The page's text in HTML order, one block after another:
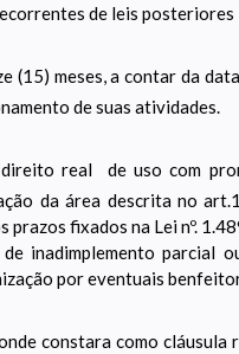
de leis posteriores
(15) meses, a contar da
de suas atividades.
real de uso com
da área descrita no
fixados na Lei nº.
inadimplemento parcial
por eventuais
constara como